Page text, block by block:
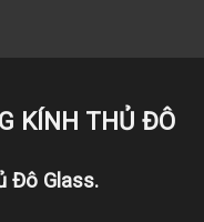
KÍNH THỦ ĐÔ
Đô Glass.